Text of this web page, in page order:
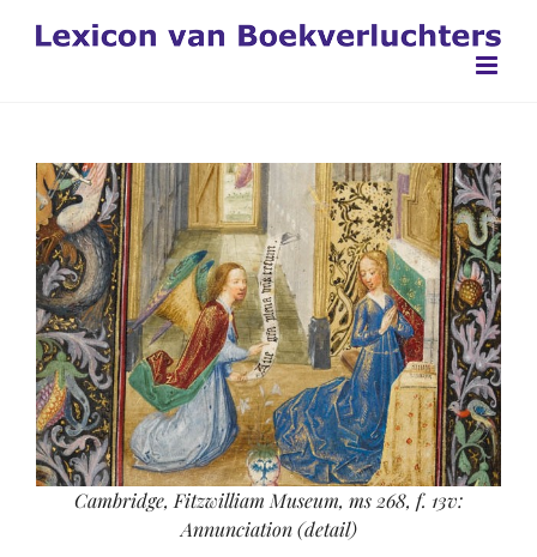
naar
Cambridge, Fitzwilliam Museum, ms 268, f. 13v:
Annunciation (detail)